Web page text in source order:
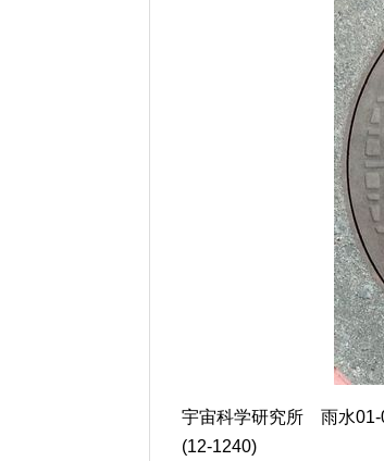
宇宙科学研究所 雨水01-
(12-1240)